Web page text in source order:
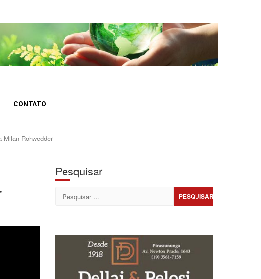
CONTATO
Milan Rohwedder
Pesquisar
Pesquisar